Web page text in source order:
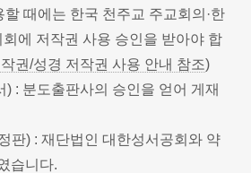
할 때에는 한국 천주교 주교회의·한
에 저작권 사용 승인을 받아야 합
권/성경 저작권 사용 안내 참조)
) : 분도출판사의 승인을 얻어 게재
판) : 재단법인 대한성서공회와 약
습니다.